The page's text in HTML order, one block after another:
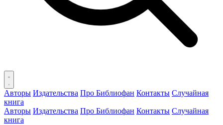
Авторы Издательства Про Библиофан Контакты Случайная
книга
Авторы Издательства Про Библиофан Контакты Случайная
книга